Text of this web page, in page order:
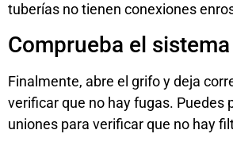
tuberías no tienen conexiones
Comprueba el sistema
Finalmente, abre el grifo y deja
verificar que no hay fugas. Puedes
uniones para verificar que no hay